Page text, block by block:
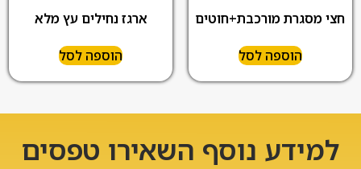
חצי מסגרת מורכבת+חוטים
הוספה לסל
ארגז נחילים עץ מלא
הוספה לסל
למידע נוסף השאירו טפסים